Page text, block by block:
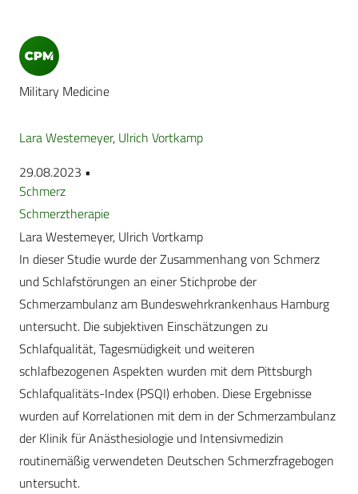
Military Medicine
Lara Westemeyer, Ulrich Vortkamp
29.08.2023 •
Schmerz
Schmerztherapie
Lara Westemeyer, Ulrich Vortkamp
In dieser Studie wurde der Zusammenhang von Schmerz
und Schlafstörungen an einer Stichprobe der
Schmerzambulanz am Bundeswehrkrankenhaus Hamburg
untersucht. Die subjektiven Einschätzungen zu
Schlafqualität, Tagesmüdigkeit und weiteren
schlafbezogenen Aspekten wurden mit dem Pittsburgh
Schlafqualitäts-Index (PSQI) erhoben. Diese Ergebnisse
wurden auf Korrelationen mit dem in der Schmerzambulanz
der Klinik für Anästhesiologie und Intensivmedizin
routinemäßig verwendeten Deutschen Schmerzfragebogen
untersucht.